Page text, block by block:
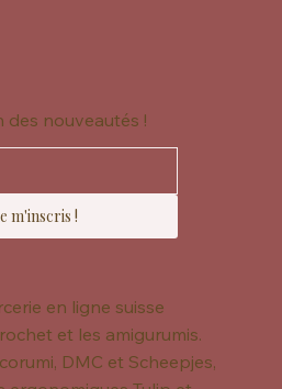
des nouveautés !
m'inscris !
en ligne suisse
et les amigurumis.
DMC et Scheepjes,